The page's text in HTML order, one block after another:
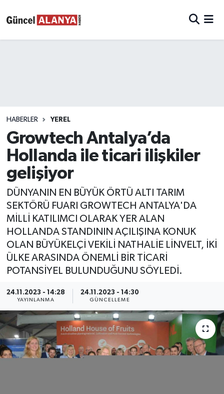
HABERLER YEREL
Growtech Antalya’da
Hollanda ile ticari ilişkiler
gelişiyor
DÜNYANIN EN BÜYÜK ÖRTÜ ALTI TARIM
SEKTÖRÜ FUARI GROWTECH ANTALYA'DA
MİLLİ KATILIMCI OLARAK YER ALAN
HOLLANDA STANDININ AÇILIŞINA KONUK
OLAN BÜYÜKELÇİ VEKİLİ NATHALİE LİNVELT, İKİ
ÜLKE ARASINDA ÖNEMLİ BİR TİCARİ
POTANSİYEL BULUNDUĞUNU SÖYLEDİ.
24.11.2023 - 14:28
YAYINLANMA
24.11.2023 - 14:30
GÜNCELLEME